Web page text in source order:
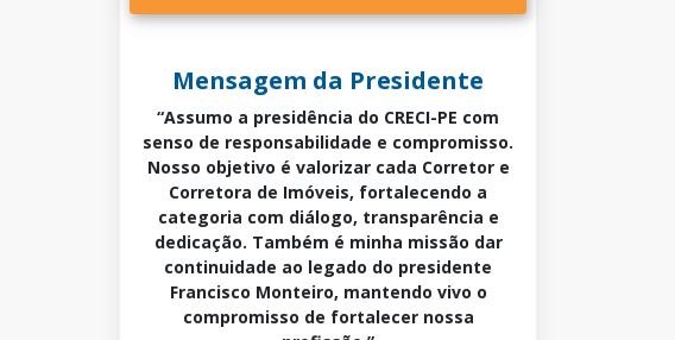
Mensagem da Presidente
“Assumo a presidência do CRECI-PE com
senso de responsabilidade e compromisso.
Nosso objetivo é valorizar cada Corretor e
Corretora de Imóveis, fortalecendo a
categoria com diálogo, transparência e
dedicação. Também é minha missão dar
continuidade ao legado do presidente
Francisco Monteiro, mantendo vivo o
compromisso de fortalecer nossa